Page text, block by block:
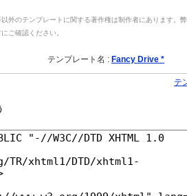
外のテンプレートに関する著作権は制作者にあります。
ご確認ください。
テンプレート名 : Fancy Drive *
テ